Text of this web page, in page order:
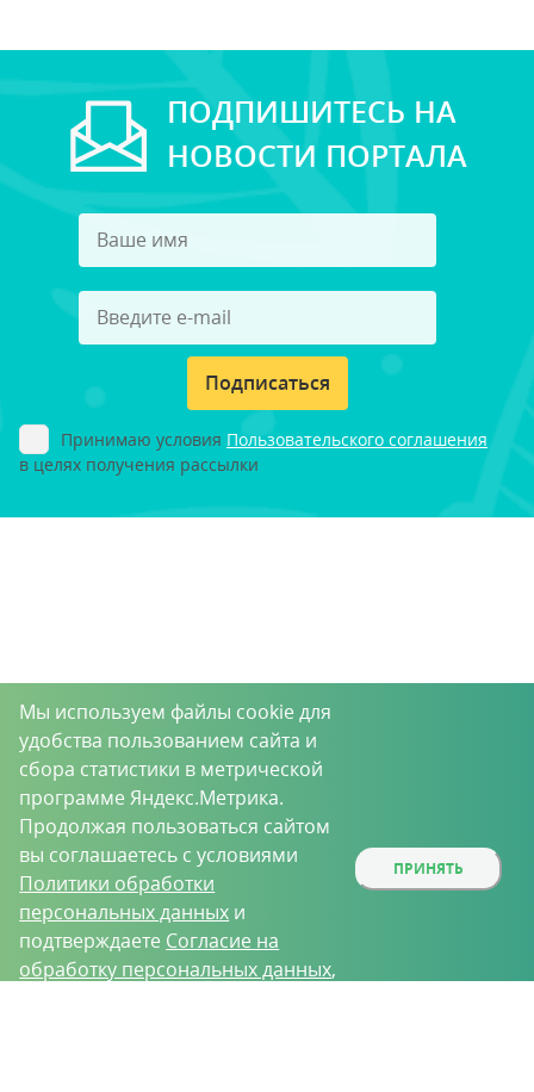
ПОДПИШИТЕСЬ НА
НОВОСТИ ПОРТАЛА
Подписаться
Принимаю условия Пользовательского соглашения
в целях получения рассылки
Мы используем файлы cookie для
удобства пользованием сайта и
сбора статистики в метрической
программе Яндекс.Метрика.
Продолжая пользоваться сайтом
вы соглашаетесь с условиями
Политики обработки
персональных данных и
подтверждаете Согласие на
обработку персональных данных,
ПРИНЯТЬ